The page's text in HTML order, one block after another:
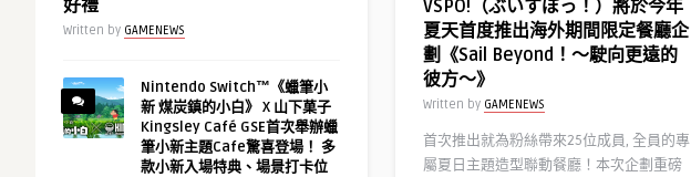
好禮
Written by GAMENEWS
Nintendo Switch™《蠟筆小
新 煤炭鎮的小白》 X 山下菓子
Kingsley Café GSE首次舉辦蠟
筆小新主題Cafe驚喜登場！ 多
款小新入場特典、場景打卡位
VSPO!（ぶいすぽっ！）將於今年
夏天首度推出海外期間限定餐廳企
劃《Sail Beyond！～駛向更遠的
彼方～》
Written by GAMENEWS
首次推出就為粉絲帶來25位成員, 全員的專
屬夏日主題造型聯動餐廳！本次企劃重磅